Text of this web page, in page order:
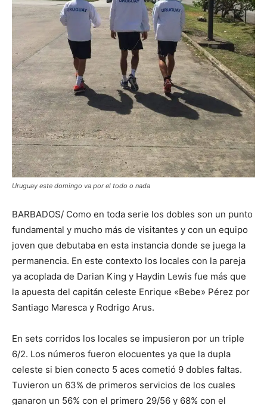
Uruguay este domingo va por el todo o nada
BARBADOS/ Como en toda serie los dobles son un punto
fundamental y mucho más de visitantes y con un equipo
joven que debutaba en esta instancia donde se juega la
permanencia. En este contexto los locales con la pareja
ya acoplada de Darian King y Haydin Lewis fue más que
la apuesta del capitán celeste Enrique «Bebe» Pérez por
Santiago Maresca y Rodrigo Arus.
En sets corridos los locales se impusieron por un triple
6/2. Los números fueron elocuentes ya que la dupla
celeste si bien conecto 5 aces cometió 9 dobles faltas.
Tuvieron un 63% de primeros servicios de los cuales
ganaron un 56% con el primero 29/56 y 68% con el